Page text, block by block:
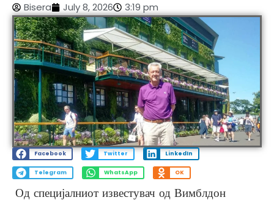
Bisera July 8, 2026 3:19 pm
Facebook Twitter LinkedIn
Telegram WhatsApp OK
Од специјалниот известувач од Вимблдон